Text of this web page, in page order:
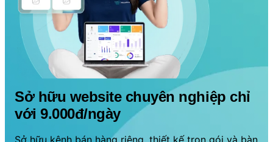
Sở hữu website chuyên nghiệp chỉ
với 9.000đ/ngày
Sở hữu kênh bán hàng riêng, thiết kế trọn gói và bàn